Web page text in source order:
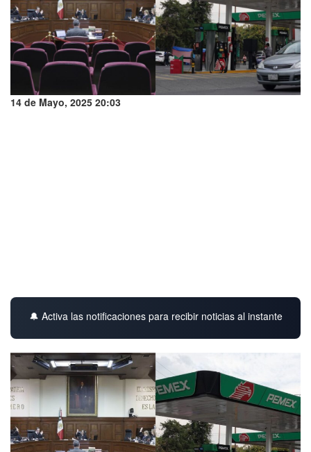
14 de Mayo, 2025 20:03
🔔 Activa las notificaciones para recibir noticias al instante